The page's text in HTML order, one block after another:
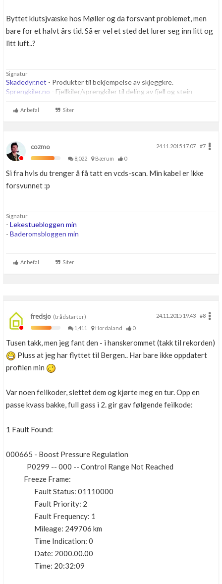
Byttet klutsjvæske hos Møller og da forsvant problemet, men
bare for et halvt års tid. Så er vel et sted det lurer seg inn litt og
litt luft..?
Signatur
Skadedyr.net - Produkter til bekjempelse av skjeggkre.
Sprengkiler.no - Fjellkiler/sprengkiler til deling av fjell og stein
Anbefal Siter
cozmo 24.11.2015 17.07
#7
8,022
Bærum 0
Si fra hvis du trenger å få tatt en vcds-scan. Min kabel er ikke
forsvunnet :p
Signatur
- Lekestuebloggen min
- Baderomsbloggen min
Anbefal Siter
fredsjo (trådstarter) 24.11.2015 19.43
#8
1,411
Hordaland 0
Tusen takk, men jeg fant den - i hanskerommet (takk til rekorden)
Pluss at jeg har flyttet til Bergen.. Har bare ikke oppdatert
profilen min
Var noen feilkoder, slettet dem og kjørte meg en tur. Opp en
passe kvass bakke, full gass i 2. gir gav følgende feilkode:
1 Fault Found:
000665 - Boost Pressure Regulation
P0299 -- 000 -- Control Range Not Reached
Freeze Frame:
Fault Status: 01110000
Fault Priority: 2
Fault Frequency: 1
Mileage: 249706 km
Time Indication: 0
Date: 2000.00.00
Time: 20:32:09